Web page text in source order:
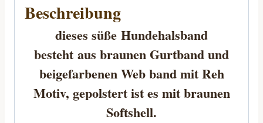
Beschreibung
dieses süße Hundehalsband
besteht aus braunen Gurtband und
beigefarbenen Web band mit Reh
Motiv, gepolstert ist es mit braunen
Softshell.